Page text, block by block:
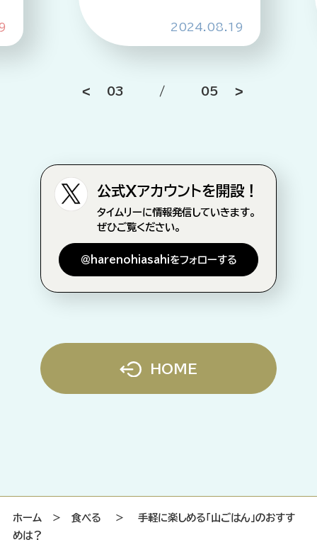
2024.08.19
03 / 05
公式Xアカウントを開設！
タイムリーに情報発信していきます。
ぜひご覧ください。
＠harenohiasahiをフォローする
HOME
ホーム＞ 食べる ＞ 手軽に楽しめる「山ごはん」のおすす
めは？